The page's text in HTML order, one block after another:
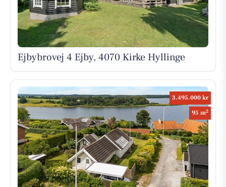
Ejbybrovej 4 Ejby, 4070 Kirke Hyllinge
3.495.000 kr
95 m2